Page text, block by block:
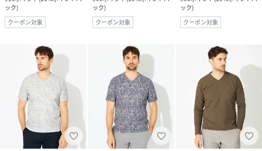
ック)
クーポン対象
ック)
クーポン対象
ック)
クーポン対象